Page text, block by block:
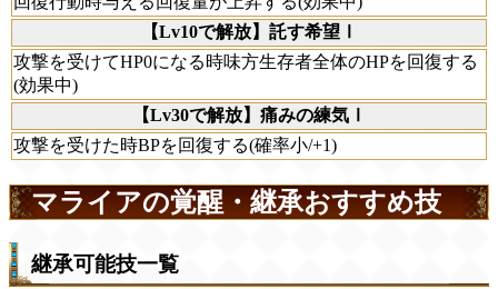
【Lv10で解放】託す希望Ⅰ
攻撃を受けてHP0になる時味方生存者全体のHPを回復する
(効果中)
【Lv30で解放】痛みの練気Ⅰ
攻撃を受けた時BPを回復する(確率小/+1)
マライアの覚醒・継承おすすめ技
継承可能技一覧